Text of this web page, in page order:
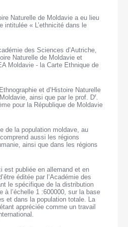
Naturelle de Moldavie a eu lieu
intitulée « L’ethnicité dans le
des Sciences d’Autriche,
Naturelle de Moldavie et
Moldavie - la Carte Ethnique de
et d’Histoire Naturelle
ainsi que par le prof. Dr.
pour la République de Moldavie
de la population moldave, au
aussi les régions
ainsi que dans les régions
est publiée en allemand et en
éditée par l’Académie des
le spécifique de la distribution
l’échelle 1 :600000, sur la base
et dans la population totale. La
appréciée comme un travail